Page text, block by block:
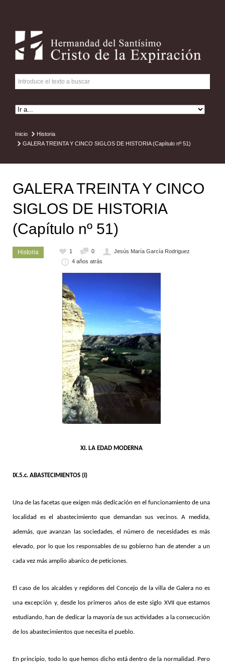
Inicio
Historia
GALERA TREINTA Y CINCO SIGLOS DE HISTORIA (Capítulo nº 51)
GALERA TREINTA Y CINCO
SIGLOS DE HISTORIA
(Capítulo nº 51)
Historia 1 0
Jesús María García Rodriguez
4 años atrás
XI. LA EDAD MODERNA
IX.5.c. ABASTECIMIENTOS (I)
Una de las facetas que exigen más dedicación en el funcionamiento de una
localidad es el abastecimiento que demandan sus vecinos. A medida,
además, que avanzan las sociedades, el número de necesidades es más
elevado, por lo que los responsables de su gobierno han de atender a un
cada vez más amplio abanico de peticiones.
El caso de los alcaldes y regidores del Concejo de la villa de Galera no es
una excepción y, desde los primeros años de este siglo XVII que estamos
estudiando, han de dedicar la mayoría de sus actividades a la consecución
de los abastecimientos que necesita el pueblo.
En principio, todo lo que hemos dicho está dentro de la normalidad. Pero